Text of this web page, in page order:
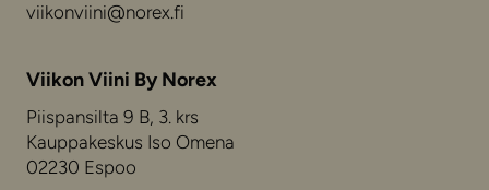
viikonviini@norex.fi
Viikon Viini By Norex
Piispansilta 9 B, 3. krs
Kauppakeskus Iso Omena
02230 Espoo